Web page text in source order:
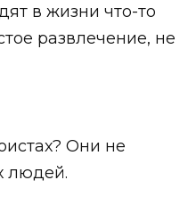
в жизни что-то
развлечение, не
Они не
людей.